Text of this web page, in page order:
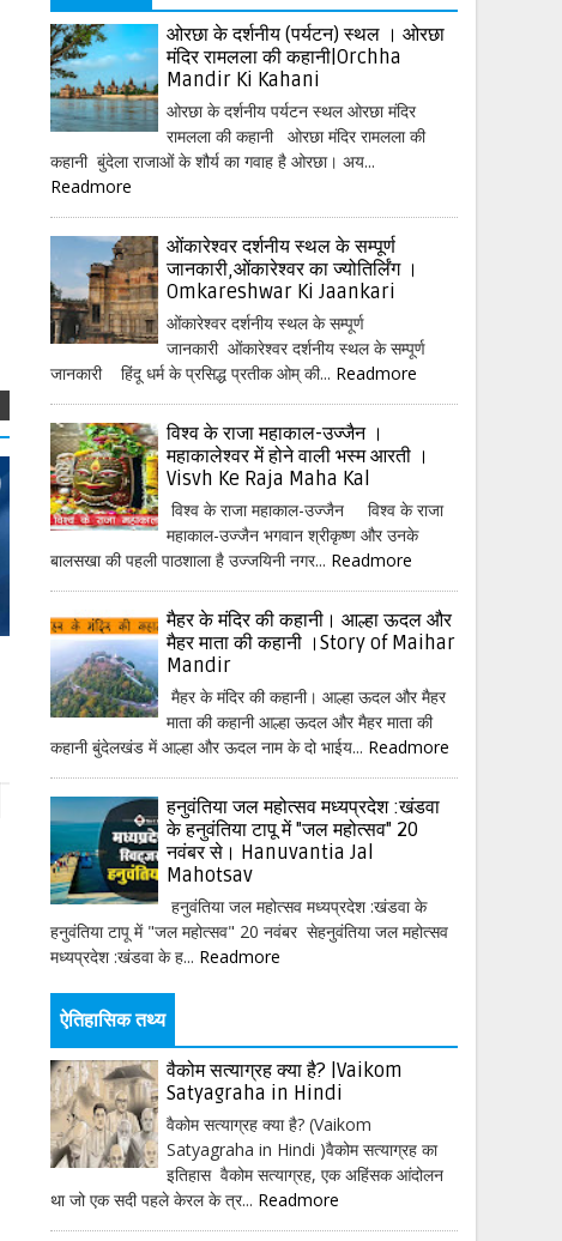
ओरछा के दर्शनीय (पर्यटन) स्थल । ओरछा
मंदिर रामलला की कहानी|Orchha
Mandir Ki Kahani
ओरछा के दर्शनीय पर्यटन स्थल ओरछा मंदिर
रामलला की कहानी ओरछा मंदिर रामलला की
कहानी बुंदेला राजाओं के शौर्य का गवाह है ओरछा। अय...
Readmore
ओंकारेश्वर दर्शनीय स्थल के सम्पूर्ण
जानकारी,ओंकारेश्वर का ज्योतिर्लिंग ।
Omkareshwar Ki Jaankari
ओंकारेश्वर दर्शनीय स्थल के सम्पूर्ण
जानकारी ओंकारेश्वर दर्शनीय स्थल के सम्पूर्ण
जानकारी हिंदू धर्म के प्रसिद्ध प्रतीक ओम् की... Readmore
विश्व के राजा महाकाल-उज्जैन ।
महाकालेश्वर में होने वाली भस्म आरती ।
Visvh Ke Raja Maha Kal
विश्व के राजा महाकाल-उज्जैन विश्व के राजा
महाकाल-उज्जैन भगवान श्रीकृष्ण और उनके
बालसखा की पहली पाठशाला है उज्जयिनी नगर... Readmore
मैहर के मंदिर की कहानी। आल्हा ऊदल और
मैहर माता की कहानी ।Story of Maihar
Mandir
मैहर के मंदिर की कहानी। आल्हा ऊदल और मैहर
माता की कहानी आल्हा ऊदल और मैहर माता की
कहानी बुंदेलखंड में आल्हा और ऊदल नाम के दो भाईय... Readmore
हनुवंतिया जल महोत्सव मध्यप्रदेश :खंडवा
के हनुवंतिया टापू में "जल महोत्सव" 20
नवंबर से। Hanuvantia Jal
Mahotsav
हनुवंतिया जल महोत्सव मध्यप्रदेश :खंडवा के
हनुवंतिया टापू में "जल महोत्सव" 20 नवंबर सेहनुवंतिया जल महोत्सव
मध्यप्रदेश :खंडवा के ह... Readmore
ऐतिहासिक तथ्य
वैकोम सत्याग्रह क्या है? |Vaikom
Satyagraha in Hindi
वैकोम सत्याग्रह क्या है? (Vaikom
Satyagraha in Hindi )वैकोम सत्याग्रह का
इतिहास वैकोम सत्याग्रह, एक अहिंसक आंदोलन
था जो एक सदी पहले केरल के त्र... Readmore